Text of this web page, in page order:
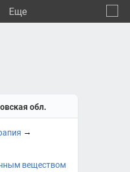
Eще
обл.
→
веществом